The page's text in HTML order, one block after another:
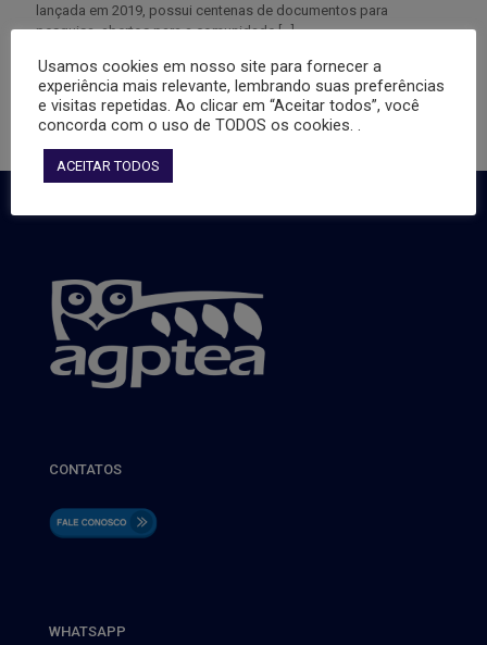
lançada em 2019, possui centenas de documentos para
pesquisa, abertos para a comunidade[…]
4 0 Leia mais
CONTATOS
WHATSAPP
Usamos cookies em nosso site para fornecer a
experiência mais relevante, lembrando suas preferências
e visitas repetidas. Ao clicar em “Aceitar todos”, você
concorda com o uso de TODOS os cookies. .
ACEITAR TODOS